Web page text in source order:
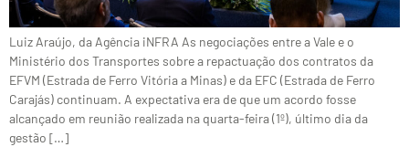
Luiz Araújo, da Agência iNFRA As negociações entre a Vale e o
Ministério dos Transportes sobre a repactuação dos contratos da
EFVM (Estrada de Ferro Vitória a Minas) e da EFC (Estrada de Ferro
Carajás) continuam. A expectativa era de que um acordo fosse
alcançado em reunião realizada na quarta-feira (1º), último dia da
gestão […]